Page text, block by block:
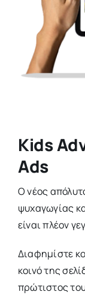
Kids
Ads
Ο νέος
ψυχαγωγίας
είναι πλέον
Διαφημίστε
κοινό της
πρώτιστος